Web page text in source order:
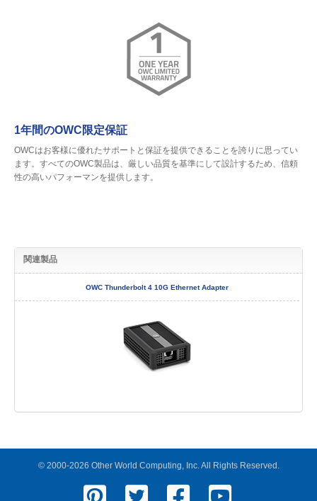
1年間のOWC限定保証
OWCはお客様に優れたサポートと保証を提供できることを誇りに思ってい
ます。すべてのOWC製品は、厳しい品質を基準にして設計するため、信頼
性の高いパフォーマンを提供します。
関連製品
OWC Thunderbolt 4 10G Ethernet Adapter
© 2000-2026 Other World Computing, Inc. All Rights Reserved.